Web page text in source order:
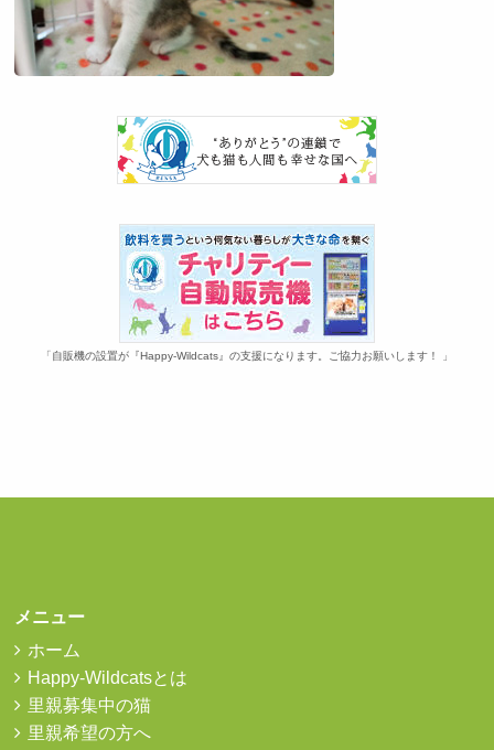
「自販機の設置が『Happy-Wildcats』の支援になります。ご協力お願いします！ 」
メニュー
ホーム
Happy-Wildcatsとは
里親募集中の猫
里親希望の方へ